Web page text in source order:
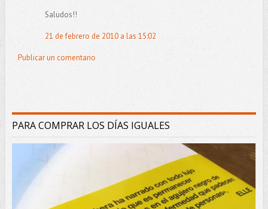
Saludos!!
21 de febrero de 2010 a las 15:02
Publicar un comentario
PARA COMPRAR LOS DÍAS IGUALES